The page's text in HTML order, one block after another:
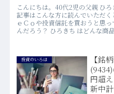
こんにちは。40代2児の父親 ひ
記事はこんな方に読んでいただ
ｅＣｏや投資信託を買おうと思
んだろう？ ひろきち はどんな商
投資のいろは
【銘
円超
新中